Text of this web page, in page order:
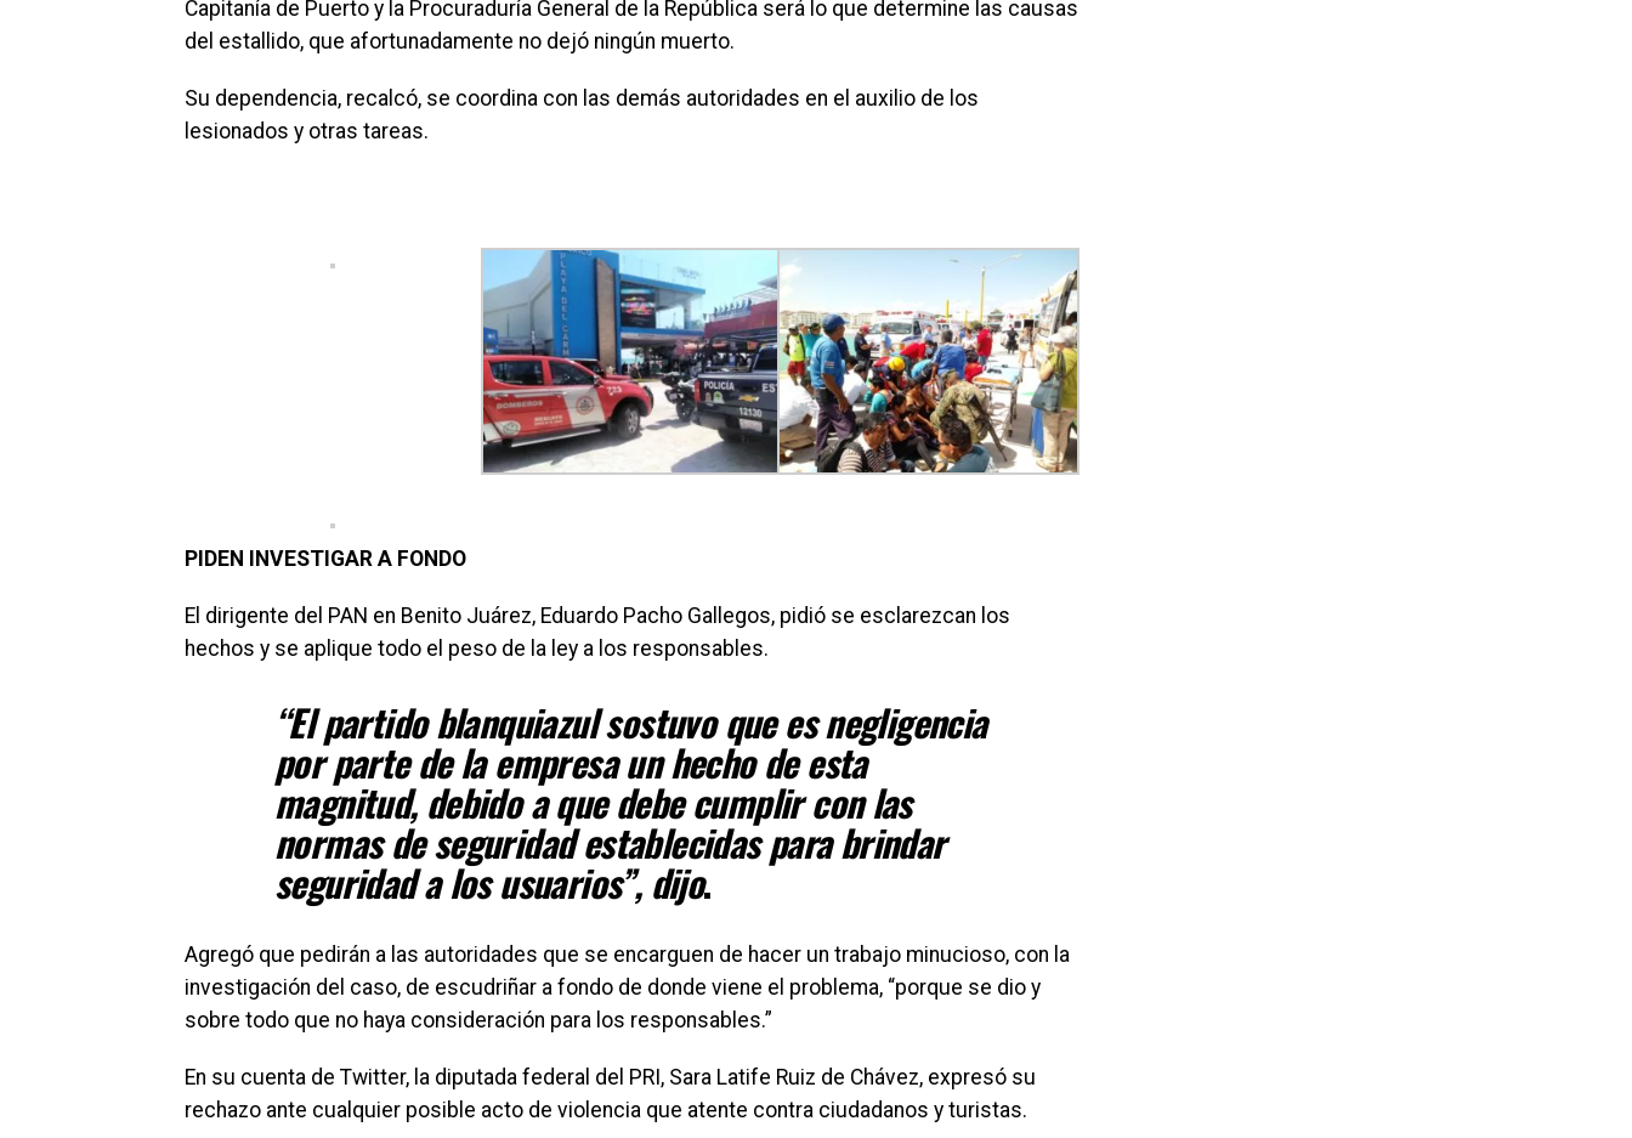
Capitanía de Puerto y la Procuraduría General de la República será lo que determine las causas
del estallido, que afortunadamente no dejó ningún muerto.
Su dependencia, recalcó, se coordina con las demás autoridades en el auxilio de los
lesionados y otras tareas.
PIDEN INVESTIGAR A FONDO
El dirigente del PAN en Benito Juárez, Eduardo Pacho Gallegos, pidió se esclarezcan los
hechos y se aplique todo el peso de la ley a los responsables.
“El partido blanquiazul sostuvo que es negligencia
por parte de la empresa un hecho de esta
magnitud, debido a que debe cumplir con las
normas de seguridad establecidas para brindar
seguridad a los usuarios”, dijo.
Agregó que pedirán a las autoridades que se encarguen de hacer un trabajo minucioso, con la
investigación del caso, de escudriñar a fondo de donde viene el problema, “porque se dio y
sobre todo que no haya consideración para los responsables.”
En su cuenta de Twitter, la diputada federal del PRI, Sara Latife Ruiz de Chávez, expresó su
rechazo ante cualquier posible acto de violencia que atente contra ciudadanos y turistas.